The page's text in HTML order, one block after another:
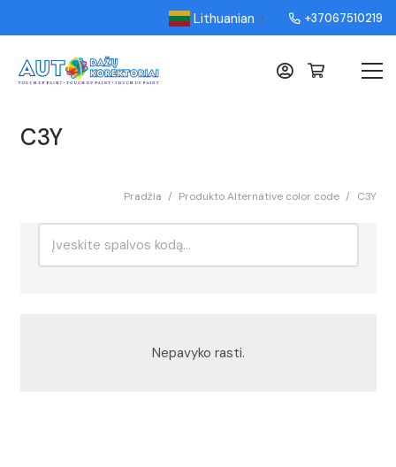
Lithuanian ▼ +37067510219
C3Y
Pradžia / Produkto Alternative color code / C3Y
Nepavyko rasti.